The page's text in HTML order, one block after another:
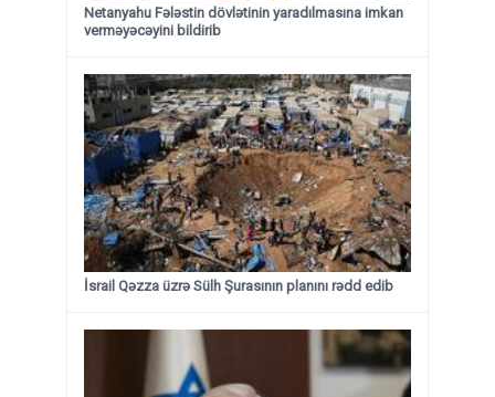
Netanyahu Fələstin dövlətinin yaradılmasına imkan
verməyəcəyini bildirib
İsrail Qəzza üzrə Sülh Şurasının planını rədd edib